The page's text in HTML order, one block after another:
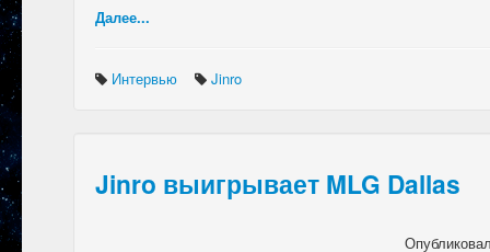
Далее...
Интервью Jinro
Jinro выигрывает MLG Dallas